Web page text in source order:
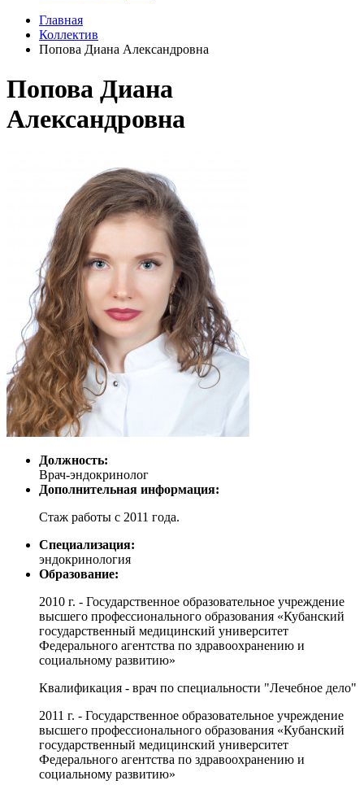
Главная
Коллектив
Попова Диана Александровна
Попова Диана
Александровна
Должность:
Врач-эндокринолог
Дополнительная информация:
Стаж работы с 2011 года.
Специализация:
эндокринология
Образование:
2010 г. - Государственное образовательное учреждение
высшего профессионального образования «Кубанский
государственный медицинский университет
Федерального агентства по здравоохранению и
социальному развитию»
Квалификация - врач по специальности "Лечебное дело"
2011 г. - Государственное образовательное учреждение
высшего профессионального образования «Кубанский
государственный медицинский университет
Федерального агентства по здравоохранению и
социальному развитию»